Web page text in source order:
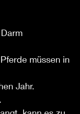
müssen in
Jahr.